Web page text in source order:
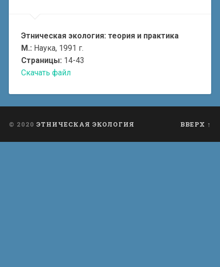
Этническая экология: теория и практика
М.: Наука, 1991 г.
Страницы: 14-43
Скачать файл
© 2020 ЭТНИЧЕСКАЯ ЭКОЛОГИЯ ВВЕРХ ↑